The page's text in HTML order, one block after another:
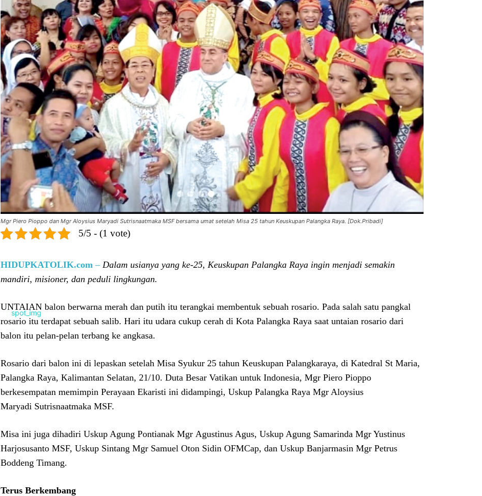
Mgr Piero Pioppo dan Mgr Aloysius Maryadi Sutrisnaatmaka MSF bersama umat setelah Misa 25 tahun Keuskupan Palangka Raya. [Dok.Pribadi]
5/5 - (1 vote)
HIDUPKATOLIK.com – Dalam usianya yang ke-25, Keuskupan Palangka Raya ingin menjadi semakin
mandiri, misioner, dan peduli lingkungan.
UNTAIAN balon berwarna merah dan putih itu terangkai membentuk sebuah rosario. Pada salah satu pangkal
rosario itu terdapat sebuah salib. Hari itu udara cukup cerah di Kota Palangka Raya saat untaian rosario dari
balon itu pelan-pelan terbang ke angkasa.
Rosario dari balon ini di lepaskan setelah Misa Syukur 25 tahun Keuskupan Palangkaraya, di Katedral St Maria,
Palangka Raya, Kalimantan Selatan, 21/10. Duta Besar Vatikan untuk Indonesia, Mgr Piero Pioppo
berkesempatan memimpin Perayaan Ekaristi ini didampingi, Uskup Palangka Raya Mgr Aloysius
Maryadi Sutrisnaatmaka MSF.
Misa ini juga dihadiri Uskup Agung Pontianak Mgr Agustinus Agus, Uskup Agung Samarinda Mgr Yustinus
Harjosusanto MSF, Uskup Sintang Mgr Samuel Oton Sidin OFMCap, dan Uskup Banjarmasin Mgr Petrus
Boddeng Timang.
Terus Berkembang